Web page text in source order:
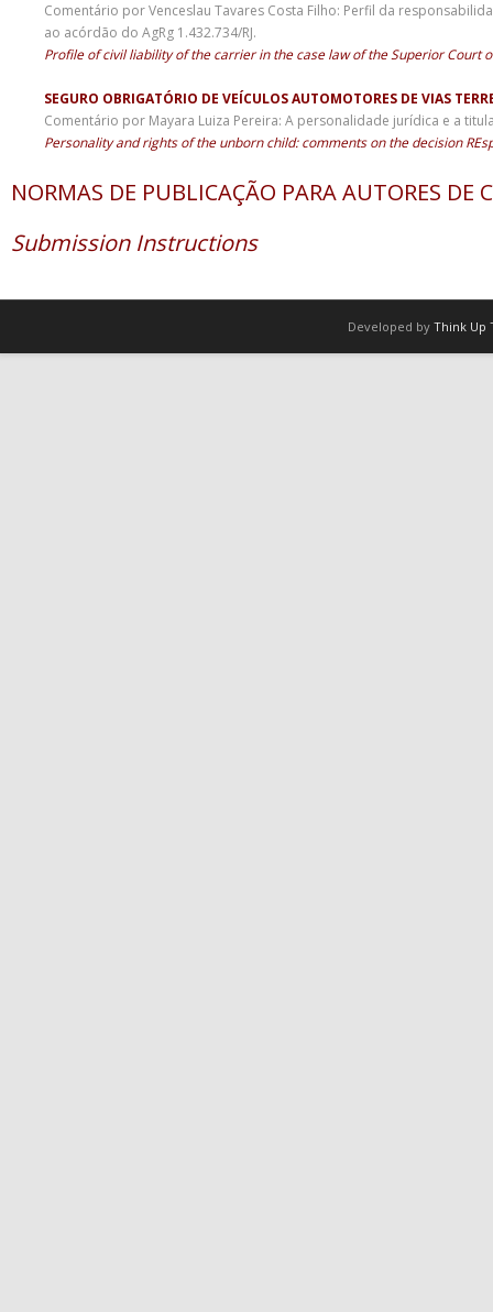
Comentário por Venceslau Tavares Costa Filho: Perfil da
ao acórdão do AgRg 1.432.734/RJ.
Profile of civil liability of the carrier in the case law of the Superior Court
SEGURO OBRIGATÓRIO DE VEÍCULOS AUTOMOTORES DE VIAS
Comentário por Mayara Luiza Pereira: A personalidade jurídica e a
Personality and rights of the unborn child: comments on the decision
NORMAS DE PUBLICAÇÃO PARA AUTORES
Submission Instructions
Developed by Think Up